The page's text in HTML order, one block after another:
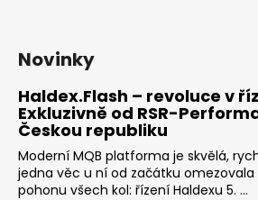
Novinky
Haldex.Flash – revoluce v
Exkluzivně od RSR-
Českou republiku
Moderní MQB platforma je skvělá,
jedna věc u ní od začátku
pohonu všech kol: řízení Haldexu 5. ...